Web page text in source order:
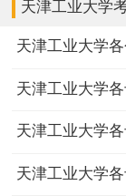
天津工业大学